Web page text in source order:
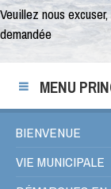
Veuillez nous
demandée
MENU
BIENVENUE
VIE MUNICIPALE